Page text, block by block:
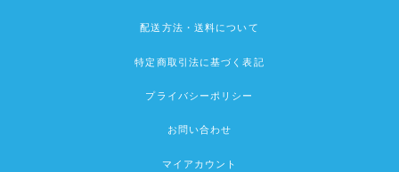
配送方法・送料について
特定商取引法に基づく表記
プライバシーポリシー
お問い合わせ
マイアカウント